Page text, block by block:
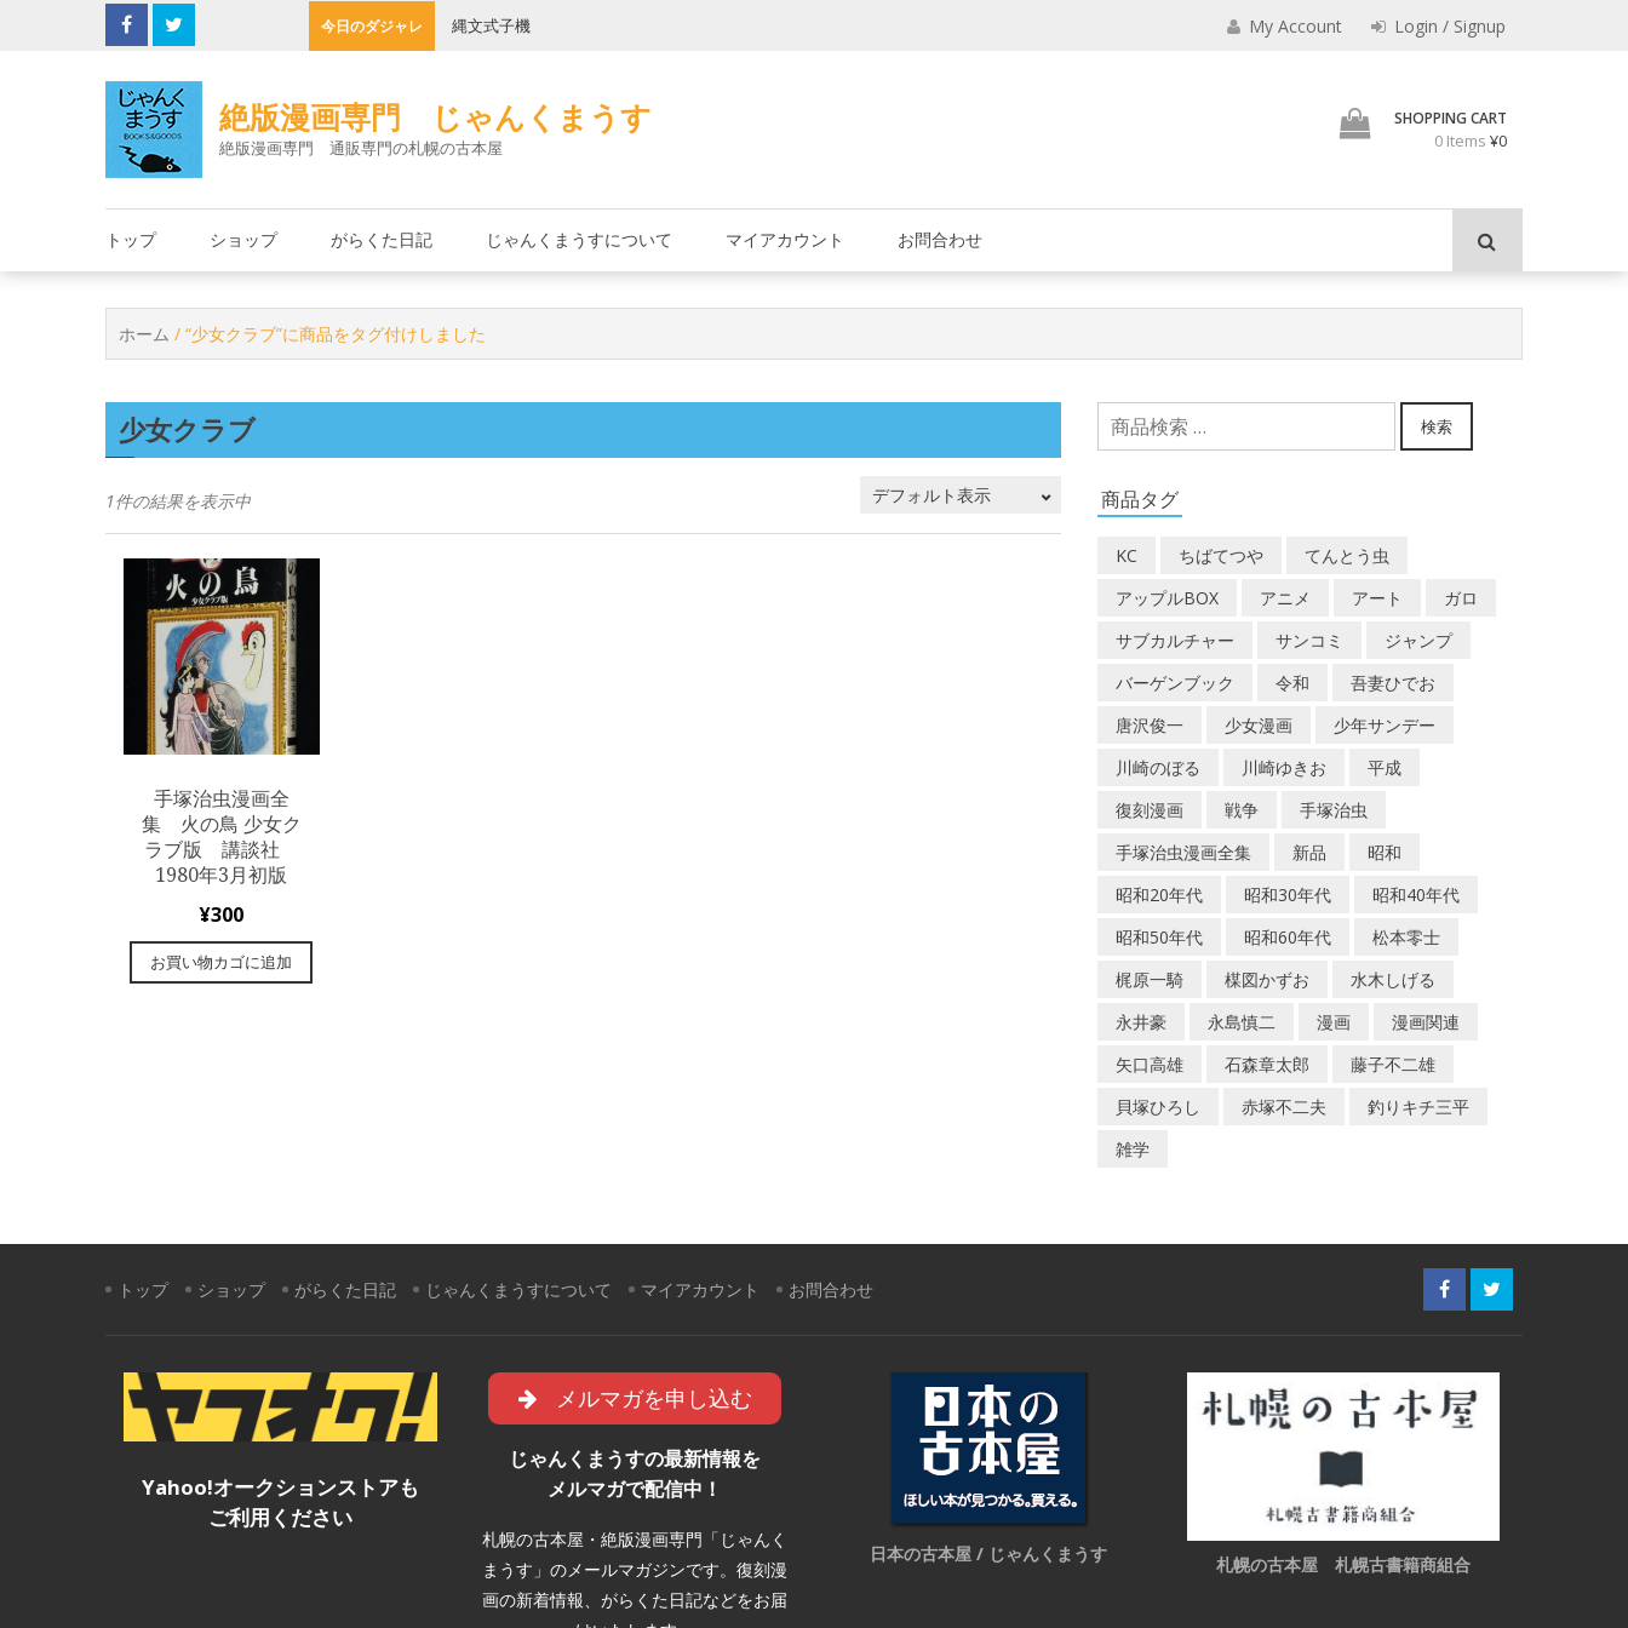
今日のダジャレ 縄文式子機 君とよくこの店でみの
My Account Login / Signup
絶版漫画専門 じゃんくまうす
絶版漫画専門 通販専門の札幌の古本屋
SHOPPING CART
0 Items ¥0
トップ ショップ がらくた日記 じゃんくまうすについて マイアカウント お問合わせ
ホーム / “少女クラブ”に商品をタグ付けしました
少女クラブ
1件の結果を表示中
手塚治虫漫画全
集 火の鳥 少女ク
ラブ版 講談社
1980年3月初版
¥300
お買い物カゴに追加
検
索
象:
検索
商品タグ
KC ちばてつや
てんとう虫
アップルBOX
アニメ アート
ガロ
サブカルチャー
サンコミ
ジャンプ
バーゲンブック
令和
吾妻ひでお
唐沢俊一
少女漫画
少年サンデー
川崎のぼる
川崎ゆきお
平成
復刻漫画
戦争
手塚治虫
手塚治虫漫画全集
新品
昭和
昭和20年代
昭和30年代
昭和40年代
昭和50年代
昭和60年代
松本零士
梶原一騎
楳図かずお
水木しげる
永井豪
永島慎二 漫画
漫画関連
矢口高雄
石森章太郎
藤子不二雄
貝塚ひろし
赤塚不二夫
釣りキチ三平
雑学
トップ ショップ がらくた日記 じゃんくまうすについて マイアカウント お問合わせ
Yahoo!オークションストアも
ご利用ください
メルマガを申し込む
じゃんくまうすの最新情報を
メルマガで配信中！
札幌の古本屋・絶版漫画専門「じゃんく
まうす」のメールマガジンです。復刻漫
画の新着情報、がらくた日記などをお届
日本の古本屋 / じゃんくまうす 札幌の古本屋 札幌古書籍商組合